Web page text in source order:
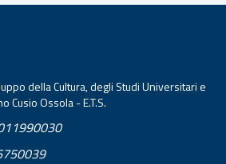
della Cultura, degli Studi Universitari e
Cusio Ossola - E.T.S.